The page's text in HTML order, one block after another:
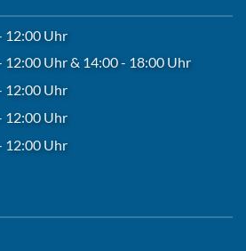
12:00 Uhr
12:00 Uhr& 14:00 - 18:00 Uhr
12:00 Uhr
12:00 Uhr
12:00 Uhr